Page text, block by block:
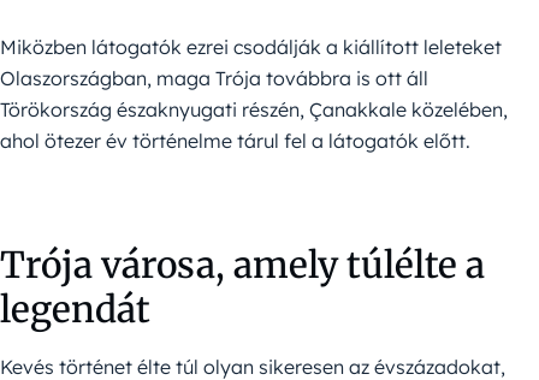
Miközben látogatók ezrei csodálják a kiállított leleteket
Olaszországban, maga Trója továbbra is ott áll
Törökország északnyugati részén, Çanakkale közelében,
ahol ötezer év történelme tárul fel a látogatók előtt.
Trója városa, amely túlélte a
legendát
Kevés történet élte túl olyan sikeresen az évszázadokat,